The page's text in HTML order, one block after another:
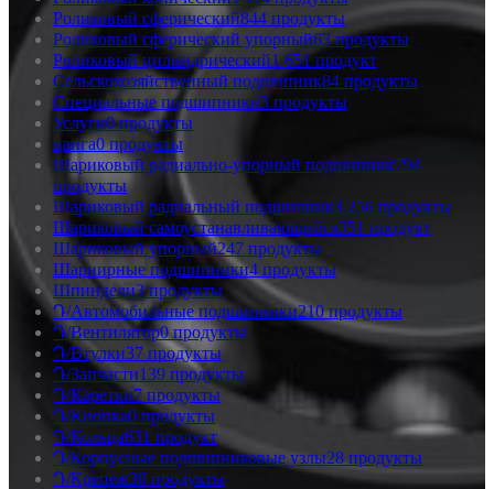
Роликовый сферический844 продукты
Роликовый сферический упорный63 продукты
Роликовый цилиндрический1 651 продукт
Сельскохозяйственный подшипник84 продукты
Специальные подшипники3 продукты
Услуги0 продукты
цанга0 продукты
Шариковый радиально-упорный подшипник794
продукты
Шариковый радиальный подшипник3 256 продукты
Шариковый самоустанавливающийся351 продукт
Шариковый упорный247 продукты
Шарнирные подшипники4 продукты
Шпиндели3 продукты
Դ/Автомобильные подшипники210 продукты
Դ/Вентилятор0 продукты
Դ/Втулки37 продукты
Դ/Запчасти139 продукты
Դ/Каретки7 продукты
Դ/Кнопка0 продукты
Դ/Кольца631 продукт
Դ/Корпусные подшипниковые узлы28 продукты
Դ/Крепеж30 продукты